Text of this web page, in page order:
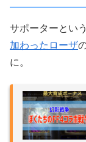
サポーターとい
加わったローザ
に。